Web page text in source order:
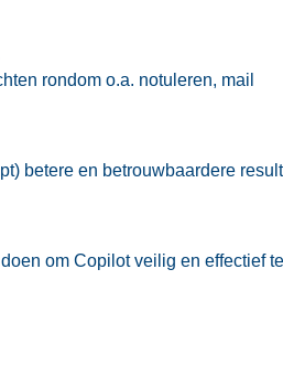
rondom o.a. notuleren, mail
betere en betrouwbaardere
om Copilot veilig en effectief te